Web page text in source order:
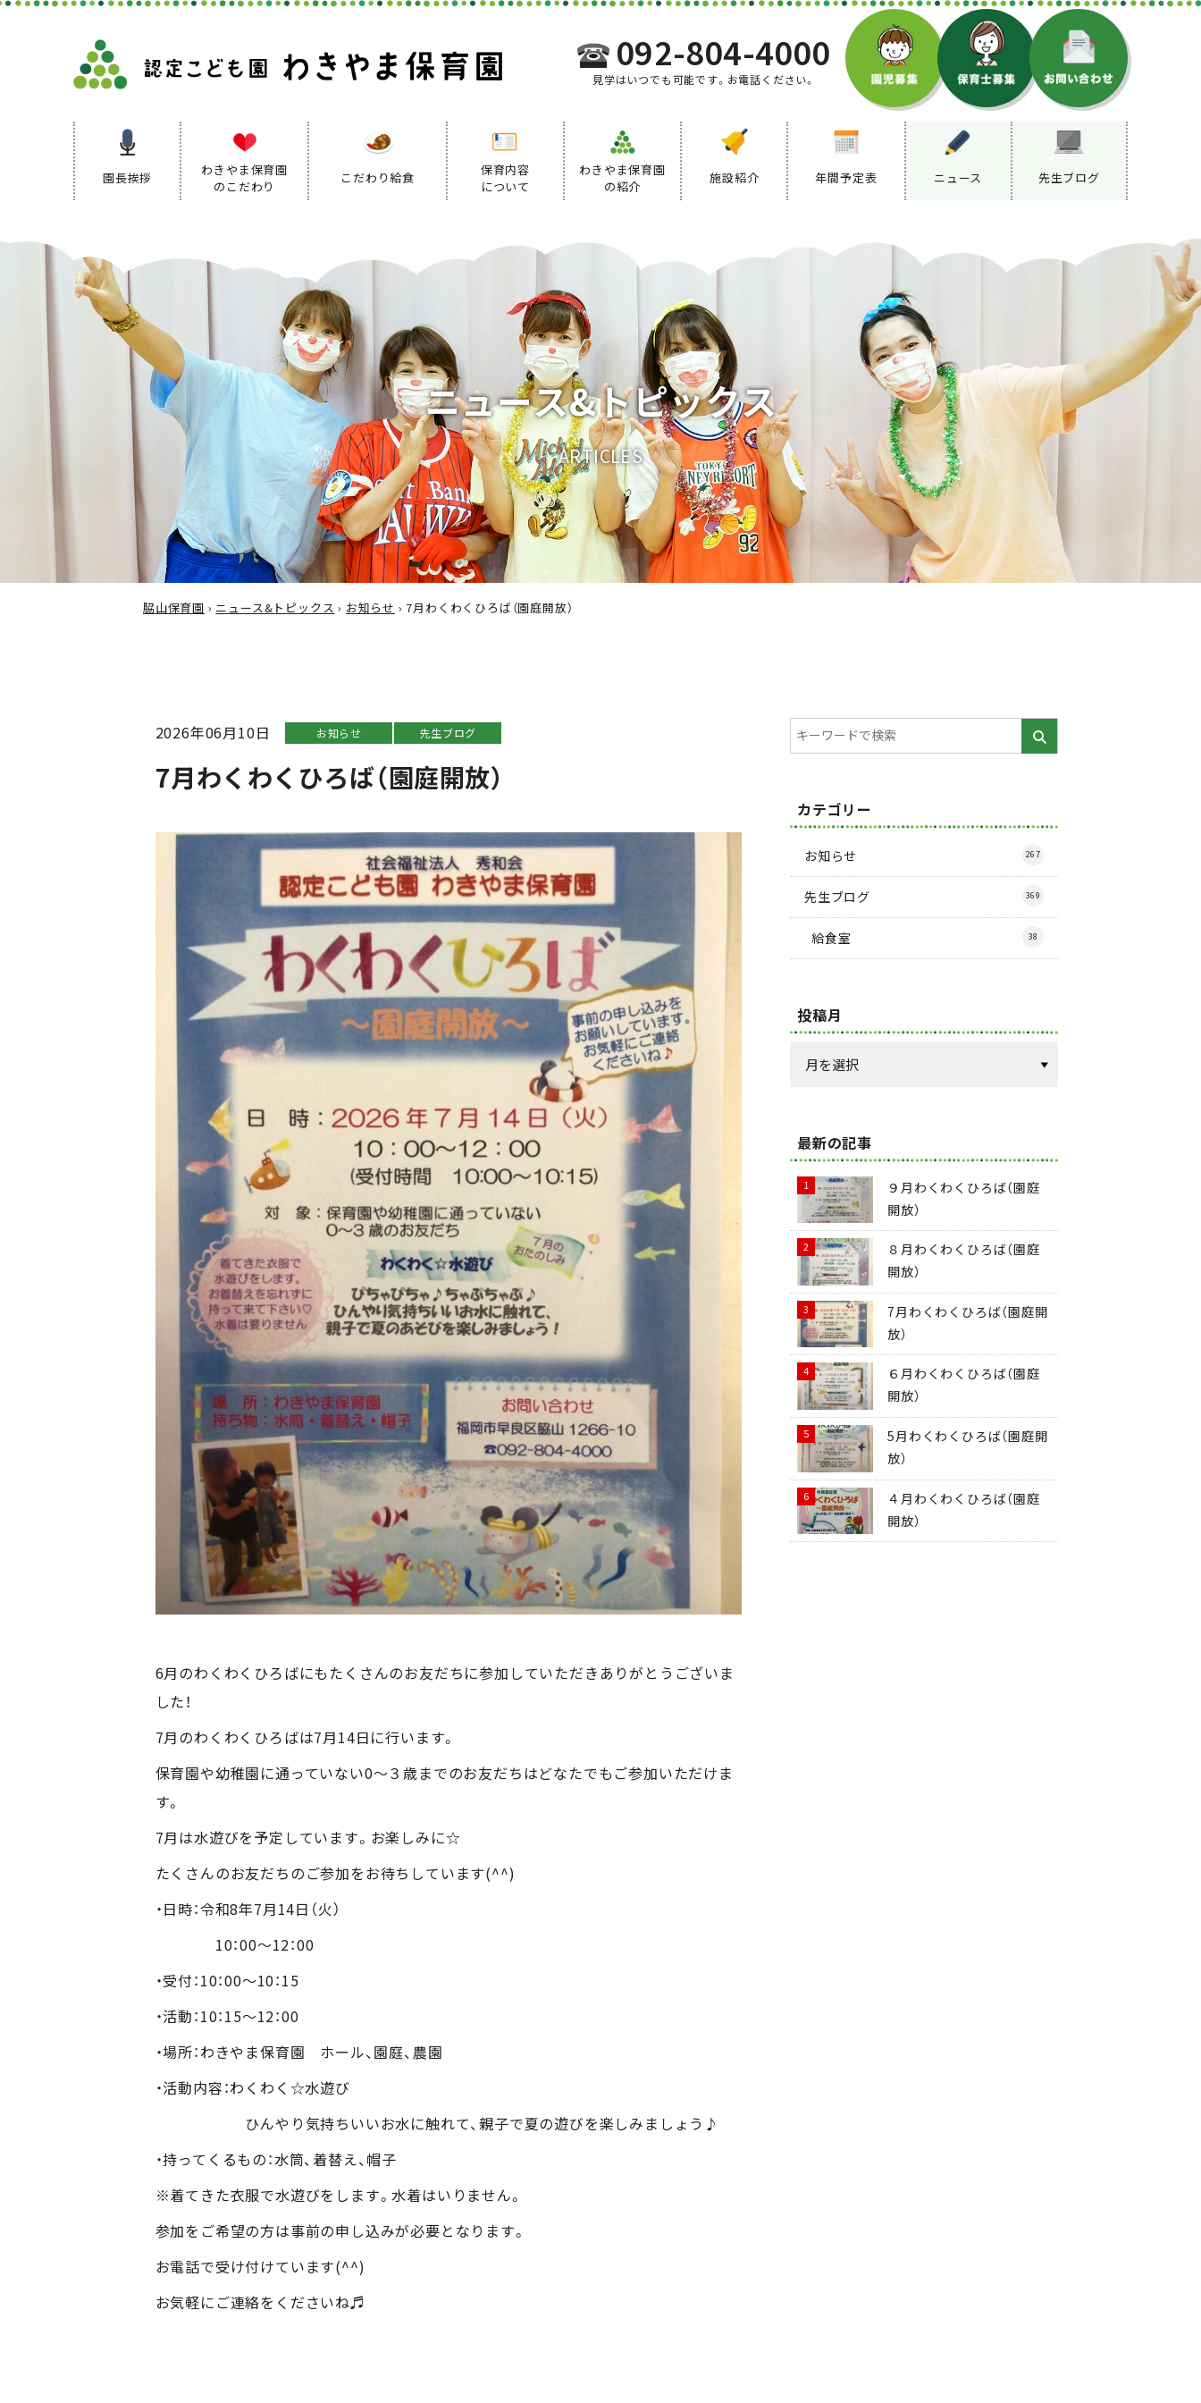
092-804-4000
見学はいつでも可能です。お電話ください。
園長挨拶
わきやま保育園
のこだわり
保育方針
保育の特色
保育方針
こだわり給食
保育内容
について
デイリープログラム
わきやま保育園
の紹介
施設紹介 年間予定表 ニュース 先生ブログ
ニュース&トピックス
ARTICLES
脇山保育園 › ニュース&トピックス › お知らせ ›7月わくわくひろば（園庭開放）
2026年06月10日 お知らせ 先生ブログ
7月わくわくひろば（園庭開放）
6月のわくわくひろばにもたくさんのお友だちに参加していただきありがとうございま
した！
7月のわくわくひろばは7月14日に行います。
保育園や幼稚園に通っていない0～３歳までのお友だちはどなたでもご参加いただけま
す。
7月は水遊びを予定しています。お楽しみに☆
たくさんのお友だちのご参加をお待ちしています(^^)
・日時：令和8年7月14日（火）
10：00～12：00
・受付：10：00～10：15
・活動：10：15～12：00
・場所：わきやま保育園 ホール、園庭、農園
・活動内容：わくわく☆水遊び
ひんやり気持ちいいお水に触れて、親子で夏の遊びを楽しみましょう♪
・持ってくるもの：水筒、着替え、帽子
※着てきた衣服で水遊びをします。水着はいりません。
参加をご希望の方は事前の申し込みが必要となります。
お電話で受け付けています(^^)
お気軽にご連絡をくださいね♬
カテゴリー
お知らせ 267
先生ブログ 369
給食室 38
投稿月
最新の記事
９月わくわくひろば（園庭
開放）
８月わくわくひろば（園庭
開放）
7月わくわくひろば（園庭開
放）
６月わくわくひろば（園庭
開放）
5月わくわくひろば（園庭開
放）
４月わくわくひろば（園庭
開放）